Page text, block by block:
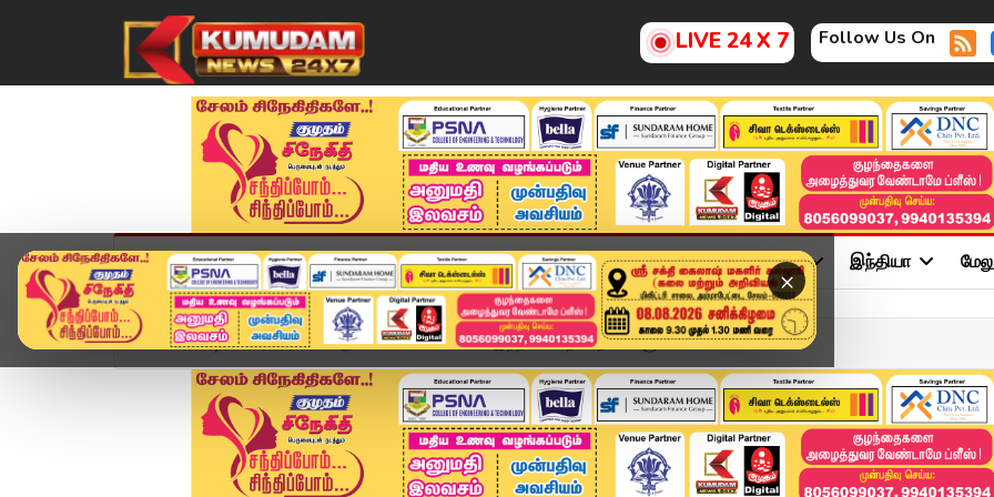
LIVE 24 X 7 Follow Us On
×
முகப்பு விளையாட்டு அண்மை தமிழ்நாடு சினிமா அரசியல் விளையாட்டு இந்தியா
Home வீடியோ ஸ்டோரி "புதிய கல்விக் கொள்கை இந்தி பேசாத மாநிலங்களுக்க...